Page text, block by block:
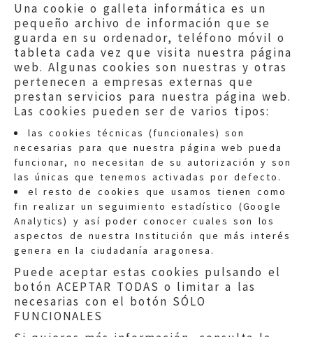
Una cookie o galleta informática es un
pequeño archivo de información que se
guarda en su ordenador, teléfono móvil o
tableta cada vez que visita nuestra página
web. Algunas cookies son nuestras y otras
pertenecen a empresas externas que
prestan servicios para nuestra página web.
Las cookies pueden ser de varios tipos:
las cookies técnicas (funcionales) son
necesarias para que nuestra página web pueda
funcionar, no necesitan de su autorización y son
las únicas que tenemos activadas por defecto.
el resto de cookies que usamos tienen como
fin realizar un seguimiento estadístico (Google
Analytics) y así poder conocer cuales son los
aspectos de nuestra Institución que más interés
genera en la ciudadanía aragonesa.
Puede aceptar estas cookies pulsando el
botón ACEPTAR TODAS o limitar a las
necesarias con el botón SÓLO
FUNCIONALES
Quejas:quejas@eljusticiadearagon.es
Información general:
informacion@eljusticiadearagon.es
Teléfonos:900 210 210/